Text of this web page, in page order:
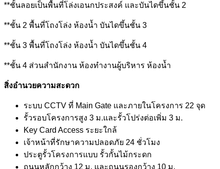
**ชั้นลอยเป็นพื้นที่โล่งเอนกประสงค์ และบันไดขึ้นชั้น 2
**ชั้น 2 พื้นที่โถงโล่ง ห้องน้ำ บันไดขึ้นชั้น 3
**ชั้น 3 พื้นที่โถงโล่ง ห้องน้ำ บันไดขึ้นชั้น 4
**ชั้น 4 ส่วนสำนักงาน ห้องทำงานผู้บริหาร ห้องน้ำ
สิ่งอำนวยความสะดวก
ระบบ CCTV ที่ Main Gate และภายในโครงการ 22 จุด
รั้วรอบโครงการสูง 3 ม.และรั้วโปร่งต่อเพิ่ม 3 ม.
Key Card Access ระยะใกล้
เจ้าหน้าที่รักษาความปลอดภัย 24 ชั่วโมง
ประตูรั้วโครงการแบบ รั้วกั้นไม้กระดก
ถนนหลักกว้าง 12 ม. และถนนรองกว้าง 10 ม.